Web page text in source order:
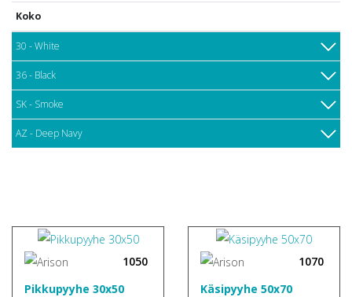
Koko
30 - White
36 - Black
SK - Smoke
AZ - Deep Navy
1050
Pikkupyyhe 30x50
1070
Käsipyyhe 50x70